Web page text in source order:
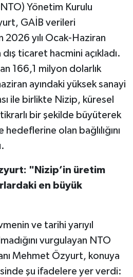
Yönetim Kurulu
GAİB verileri
yılı Ocak-Haziran
ticaret hacmini açıkladı.
166,1 milyon dolarlık
ayındaki yüksek sanayi
ile birlikte Nizip, küresel
bir şekilde büyüterek
olan bağlılığını
"Nizip’in üretim
en büyük
ve tarihi yarıyıl
vurgulayan NTO
Mehmet Özyurt, konuya
şu ifadelere yer verdi: